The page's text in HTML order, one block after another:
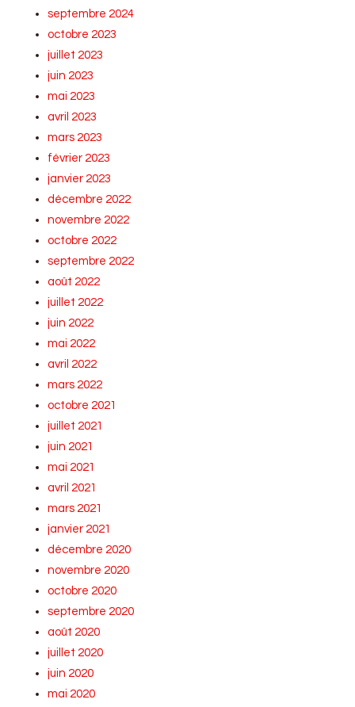
septembre 2024
octobre 2023
juillet 2023
juin 2023
mai 2023
avril 2023
mars 2023
février 2023
janvier 2023
décembre 2022
novembre 2022
octobre 2022
septembre 2022
août 2022
juillet 2022
juin 2022
mai 2022
avril 2022
mars 2022
octobre 2021
juillet 2021
juin 2021
mai 2021
avril 2021
mars 2021
janvier 2021
décembre 2020
novembre 2020
octobre 2020
septembre 2020
août 2020
juillet 2020
juin 2020
mai 2020